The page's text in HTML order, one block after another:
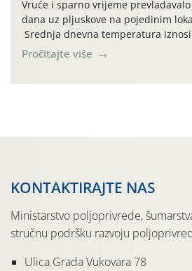
Vruće i sparno vrijeme
dana uz pljuskove na pojedinim
Srednja dnevna temperatura
maksimalne su posljednjih dana
Simptome plamenjače vinove loze
Pročitajte više
KONTAKTIRAJTE NAS
Ministarstvo poljoprivrede,
stručnu podršku razvoju
Ulica Grada Vukovara 78